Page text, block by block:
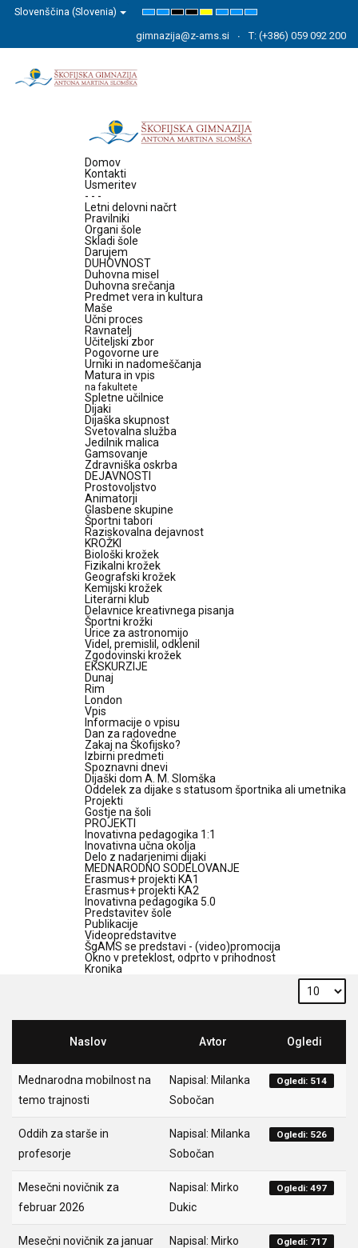
Slovenščina (Slovenia)
Default
NightHigh
Black
White
High
Black
High
Yellow
Set
Font
Set
Font
Set
Font
gimnazija@z-ams.si T: (+386) 059 092 200
Domov
Kontakti
Usmeritev
- - -
Letni delovni načrt
Pravilniki
Organi šole
Skladi šole
Darujem
DUHOVNOST
Duhovna misel
Duhovna srečanja
Predmet vera in kultura
Maše
Učni proces
Ravnatelj
Učiteljski zbor
Pogovorne ure
Urniki in nadomeščanja
Matura in vpis
na fakultete
Spletne učilnice
Dijaki
Dijaška skupnost
Svetovalna služba
Jedilnik malica
Gamsovanje
Zdravniška oskrba
DEJAVNOSTI
Prostovoljstvo
Animatorji
Glasbene skupine
Športni tabori
Raziskovalna dejavnost
KROŽKI
Biološki krožek
Fizikalni krožek
Geografski krožek
Kemijski krožek
Literarni klub
Delavnice kreativnega pisanja
Športni krožki
Urice za astronomijo
Videl, premislil, odklenil
Zgodovinski krožek
EKSKURZIJE
Dunaj
Rim
London
Vpis
Informacije o vpisu
Dan za radovedne
Zakaj na Škofijsko?
Izbirni predmeti
Spoznavni dnevi
Dijaški dom A. M. Slomška
Oddelek za dijake s statusom športnika ali umetnika
Projekti
Gostje na šoli
PROJEKTI
Inovativna pedagogika 1:1
Inovativna učna okolja
Delo z nadarjenimi dijaki
MEDNARODNO SODELOVANJE
Erasmus+ projekti KA1
Erasmus+ projekti KA2
Inovativna pedagogika 5.0
Predstavitev šole
Publikacije
Videopredstavitve
ŠgAMS se predstavi - (video)promocija
Okno v preteklost, odprto v prihodnost
Kronika
Naslov Avtor Ogledi
Mednarodna mobilnost na
temo trajnosti
Napisal: Milanka
Sobočan
Ogledi: 514
Oddih za starše in
profesorje
Napisal: Milanka
Sobočan
Ogledi: 526
Mesečni novičnik za
februar 2026
Napisal: Mirko
Dukic
Ogledi: 497
Mesečni novičnik za januar
Napisal: Mirko
Ogledi: 717